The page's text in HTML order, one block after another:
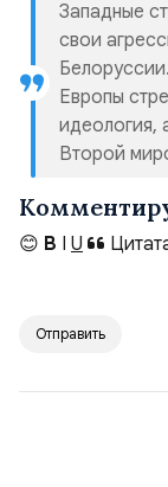
Западные
свои
Европы
идеология,
Второй
😊 B I U
Отправить